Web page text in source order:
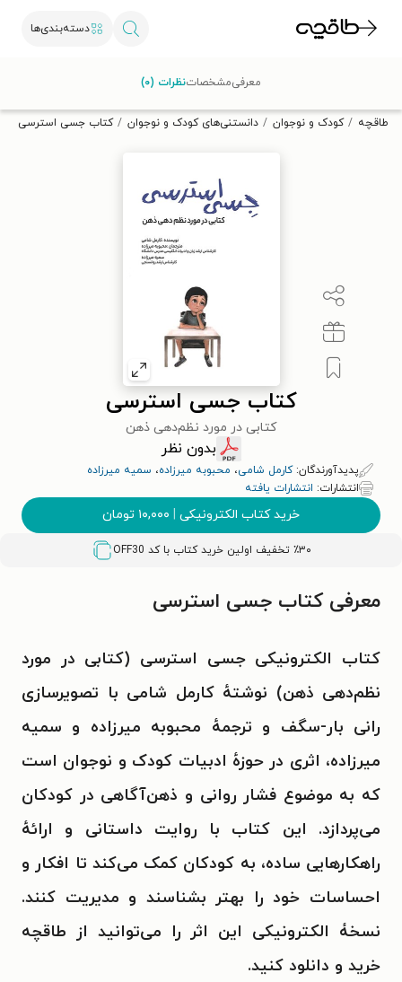
دسته‌بندی‌ها
تخفیف از طاقچه دریافت کن.
طاقچه کودک و نوجوان دانستنی‌های کودک و نوجوان کتاب جسی استرسی
کتاب جسی استرسی
کتابی در مورد نظم‌دهی ذهن
بدون نظر
پدیدآورندگان:کارمل شامی، محبوبه میرزاده، سمیه میرزاده
انتشارات: انتشارات یافته
خرید کتاب الکترونیکی | ۱۰,۰۰۰ تومان
٪۳۰ تخفیف اولین خرید کتاب با کد OFF30
معرفیمشخصاتنظرات (۰)
معرفی کتاب جسی استرسی
کتاب الکترونیکی جسی استرسی (کتابی در مورد
نظم‌دهی ذهن) نوشتهٔ کارمل شامی با تصویرسازی
رانی بار-سگف و ترجمهٔ محبوبه میرزاده و سمیه
میرزاده، اثری در حوزهٔ ادبیات کودک و نوجوان است
که به موضوع فشار روانی و ذهن‌آگاهی در کودکان
می‌پردازد. این کتاب با روایت داستانی و ارائهٔ
راهکارهایی ساده، به کودکان کمک می‌کند تا افکار و
احساسات خود را بهتر بشناسند و مدیریت کنند.
نسخۀ الکترونیکی این اثر را می‌توانید از طاقچه
خرید و دانلود کنید.